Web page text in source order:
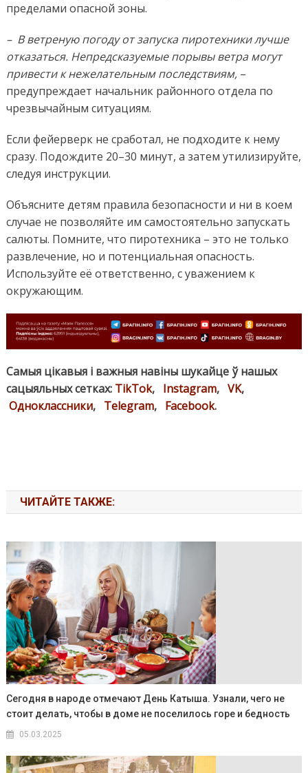
пределами опасной зоны.
– В ветреную погоду от запуска пиротехники лучше
отказаться. Непредсказуемые порывы ветра могут
привести к нежелательным последствиям,–
предупреждает начальник районного отдела по
чрезвычайным ситуациям.
Если фейерверк не сработал, не подходите к нему
сразу. Подождите 20–30 минут, а затем утилизируйте,
следуя инструкции.
Объясните детям правила безопасности и ни в коем
случае не позволяйте им самостоятельно запускать
салюты. Помните, что пиротехника – это не только
развлечение, но и потенциальная опасность.
Используйте её ответственно, с уважением к
окружающим.
Самыя цікавыя і важныя навіны шукайце ў нашых
сацыяльных сетках: TikTok, Instagram, VK,
Одноклассники, Telegram, Facebook.
ЧИТАЙТЕ ТАКЖЕ:
Сегодня в народе отмечают День Катыша. Узнали, чего не
стоит делать, чтобы в доме не поселилось горе и бедность
05.03.2025